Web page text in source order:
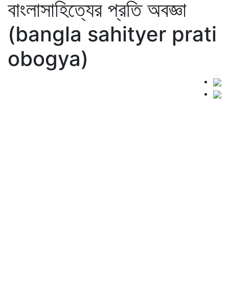
বাংলাসাহিত্যের প্রতি অবজ্ঞা
(bangla sahityer prati
obogya)